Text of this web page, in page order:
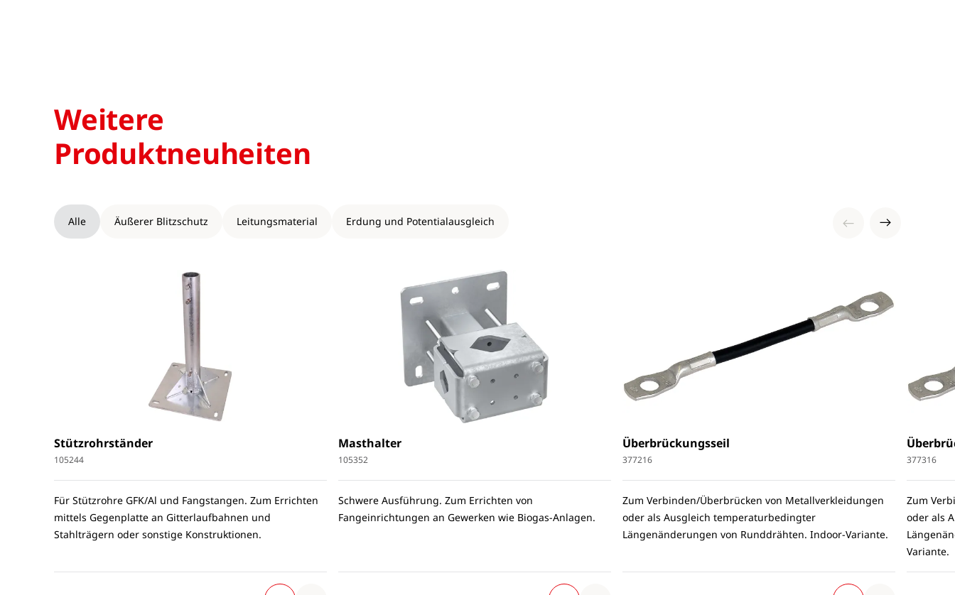
Weitere
Produktneuheiten
Alle Äußerer Blitzschutz Leitungsmaterial Erdung und Potentialausgleich
Stützrohrständer
105244
Für Stützrohre GFK/Al und Fangstangen. Zum Errichten
mittels Gegenplatte an Gitterlaufbahnen und
Stahlträgern oder sonstige Konstruktionen.
Masthalter
105352
Schwere Ausführung. Zum Errichten von
Fangeinrichtungen an Gewerken wie Biogas-Anlagen.
Überbrückungsseil
377216
Zum Verbinden/Überbrücken von Metallverkleidungen
oder als Ausgleich temperaturbedingter
Längenänderungen von Runddrähten. Indoor-Variante.
377316
Zum
oder als
Variante.